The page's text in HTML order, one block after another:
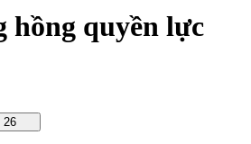
hồng quyền lực
26